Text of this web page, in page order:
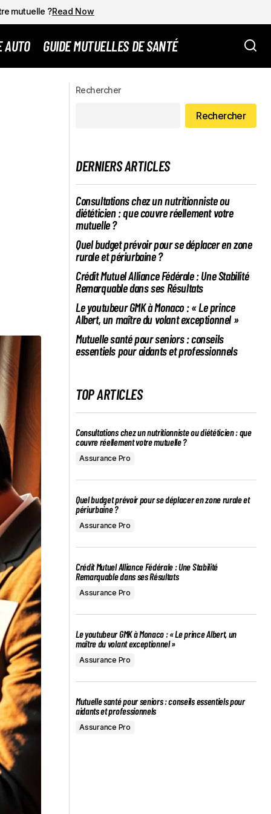
mutuelle ?Read Now
AUTO GUIDE MUTUELLES DE SANTÉ
Quels sont les critères d’éligibilité pour
une mutuelle d’entreprise
Rechercher
Rechercher
DERNIERS ARTICLES
Consultations chez un nutritionniste ou
diététicien : que couvre réellement votre
mutuelle ?
Quel budget prévoir pour se déplacer en zone
rurale et périurbaine ?
Crédit Mutuel Alliance Fédérale : Une Stabilité
Remarquable dans ses Résultats
Le youtubeur GMK à Monaco : « Le prince
Albert, un maître du volant exceptionnel »
Mutuelle santé pour seniors : conseils
essentiels pour aidants et professionnels
TOP ARTICLES
Consultations chez un nutritionniste ou diététicien : que
couvre réellement votre mutuelle ?
Assurance Pro
Quel budget prévoir pour se déplacer en zone rurale et
périurbaine ?
Assurance Pro
Crédit Mutuel Alliance Fédérale : Une Stabilité
Remarquable dans ses Résultats
Assurance Pro
Le youtubeur GMK à Monaco : « Le prince Albert, un
maître du volant exceptionnel »
Assurance Pro
Mutuelle santé pour seniors : conseils essentiels pour
aidants et professionnels
Assurance Pro